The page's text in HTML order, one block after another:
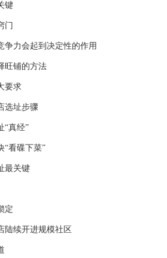
键
门
争力会起到决定性的作用
旺铺的方法
要求
选址步骤
“真经”
“看碟下菜”
最关键
定
陆续开进规模社区